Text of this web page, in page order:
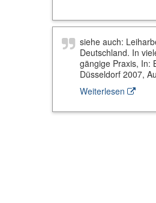
siehe auch:
Deutschland. In
gängige Praxis, In:
Düsseldorf 2007,
Weiterlesen